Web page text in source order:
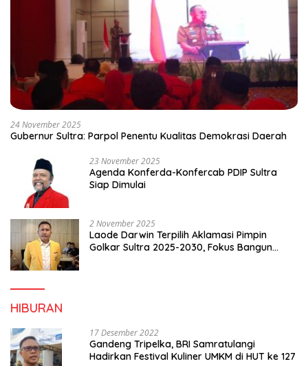
24 November 2025
Gubernur Sultra: Parpol Penentu Kualitas Demokrasi Daerah
23 November 2025
Agenda Konferda-Konfercab PDIP Sultra
Siap Dimulai
2 November 2025
Laode Darwin Terpilih Aklamasi Pimpin
Golkar Sultra 2025-2030, Fokus Bangun
HIBURAN
17 Desember 2022
Gandeng Tripelka, BRI Samratulangi
Hadirkan Festival Kuliner UMKM di HUT ke 127